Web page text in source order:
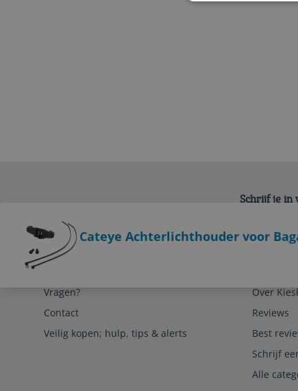
Cateye Achterlichthouder voor
Schrijf je in
Vragen?
Contact
Veilig kopen; hulp, tips & alerts
Over
Reviews
Best
Schrijf
Alle